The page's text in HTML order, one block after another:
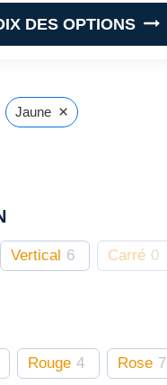
DES OPTIONS
a
plusieurs
être
choisies
page
du
Jaune ×
Vertical 6 Carré 0
Rouge 4 Rose 7